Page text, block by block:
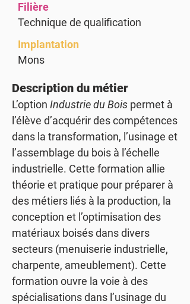
Filière
Technique de qualification
Implantation
Mons
Description du métier
L’option Industrie du Bois permet à
l’élève d’acquérir des compétences
dans la transformation, l’usinage et
l’assemblage du bois à l’échelle
industrielle. Cette formation allie
théorie et pratique pour préparer à
des métiers liés à la production, la
conception et l’optimisation des
matériaux boisés dans divers
secteurs (menuiserie industrielle,
charpente, ameublement). Cette
formation ouvre la voie à des
spécialisations dans l’usinage du